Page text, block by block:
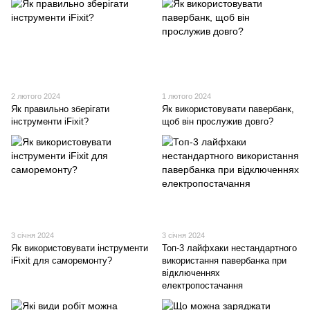
2 лютого 2024
Як правильно зберігати
інструменти iFixit?
1 лютого 2024
Як використовувати павербанк,
щоб він прослужив довго?
3 січня 2024
Як використовувати інструменти
iFixit для саморемонту?
3 січня 2024
Топ-3 лайфхаки нестандартного
використання павербанка при
відключеннях
електропостачання